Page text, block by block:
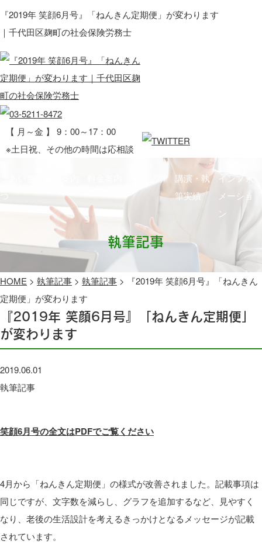
『2019年 笑顔6月号』「ねんきん定期便」が変わります
｜千代田区麹町の社会保険労務士
【 月～金 】 9：00～17：00
※土日祝、その他の時間は応相談
執筆記事
講演・執
筆実績
インフォ
メーショ
ン
執筆記事
HOME > 執筆記事 > 執筆記事 >
『2019年 笑顔6月号』「ねんきん
定期便」が変わります
『2019年 笑顔6月号』「ねんきん定期便」
が変わります
2019.06.01
執筆記事
笑顔6月号の全文はPDFでご覧ください
4月から「ねんきん定期便」の様式が改善されました。記載事項は
同じですが、文字数を減らし、グラフを追加するなど、見やすく
なり、老後の生活設計を考えるきっかけとなるメッセージが記載
されています。